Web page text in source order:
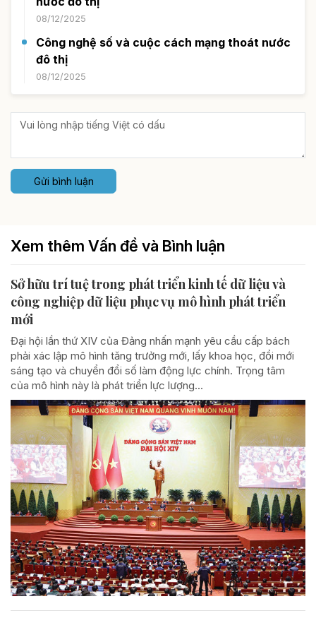
08/12/2025
Công nghệ số và cuộc cách mạng thoát nước
đô thị
08/12/2025
Gửi bình luận
Xem thêm Vấn đề và Bình luận
Sở hữu trí tuệ trong phát triển kinh tế dữ liệu và
công nghiệp dữ liệu phục vụ mô hình phát triển
mới
Đại hội lần thứ XIV của Đảng nhấn mạnh yêu cầu cấp bách
phải xác lập mô hình tăng trưởng mới, lấy khoa học, đổi mới
sáng tạo và chuyển đổi số làm động lực chính. Trọng tâm
của mô hình này là phát triển lực lượng...